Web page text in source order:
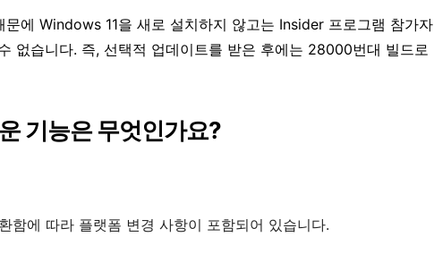
에 Windows 11을 새로 설치하지 않고는 Insider 프로그램 참가자
없습니다. 즉, 선택적 업데이트를 받은 후에는 28000번대 빌드로
기능은 무엇인가요?
함에 따라 플랫폼 변경 사항이 포함되어 있습니다.